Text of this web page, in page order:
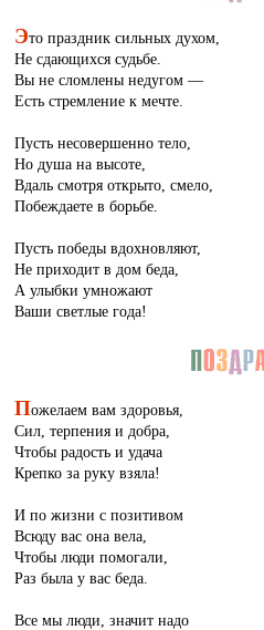
Это праздник сильных духом,
Не сдающихся судьбе.
Вы не сломлены недугом —
Есть стремление к мечте.
Пусть несовершенно тело,
Но душа на высоте,
Вдаль смотря открыто, смело,
Побеждаете в борьбе.
Пусть победы вдохновляют,
Не приходит в дом беда,
А улыбки умножают
Ваши светлые года!
Пожелаем вам здоровья,
Сил, терпения и добра,
Чтобы радость и удача
Крепко за руку взяла!
И по жизни с позитивом
Всюду вас она вела,
Чтобы люди помогали,
Раз была у вас беда.
Все мы люди, значит надо